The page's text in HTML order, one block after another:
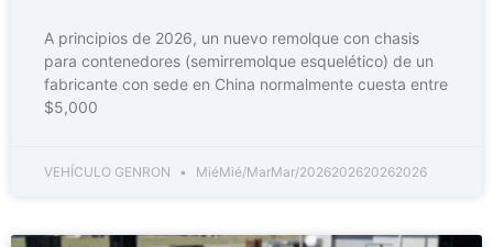
A principios de 2026, un nuevo remolque con chasis
para contenedores (semirremolque esquelético) de un
fabricante con sede en China normalmente cuesta entre
$5,000
VEHÍCULO GENRON MiéMié/MarMar/2026202620262026